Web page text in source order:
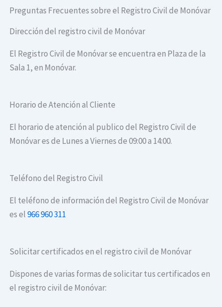
Preguntas Frecuentes sobre el Registro Civil de Monóvar
Dirección del registro civil de Monóvar
El Registro Civil de Monóvar se encuentra en Plaza de la
Sala 1, en Monóvar.
Horario de Atención al Cliente
El horario de atención al publico del Registro Civil de
Monóvar es de Lunes a Viernes de 09:00 a 14:00.
Teléfono del Registro Civil
El teléfono de información del Registro Civil de Monóvar
es el966 960 311
Solicitar certificados en el registro civil de Monóvar
Dispones de varias formas de solicitar tus certificados en
el registro civil de Monóvar: